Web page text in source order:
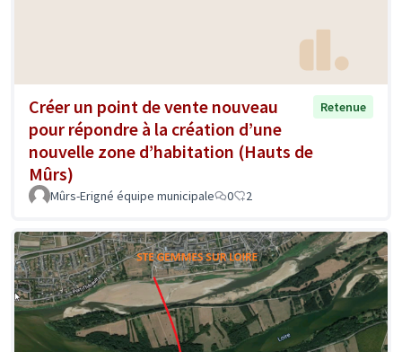
Créer un point de vente nouveau
pour répondre à la création d’une
nouvelle zone d’habitation (Hauts de
Mûrs)
Retenue
Mûrs-Erigné équipe municipale 0 2